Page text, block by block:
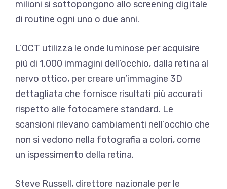
milioni si sottopongono allo screening digitale
di routine ogni uno o due anni.
L’OCT utilizza le onde luminose per acquisire
più di 1.000 immagini dell’occhio, dalla retina al
nervo ottico, per creare un’immagine 3D
dettagliata che fornisce risultati più accurati
rispetto alle fotocamere standard. Le
scansioni rilevano cambiamenti nell’occhio che
non si vedono nella fotografia a colori, come
un ispessimento della retina.
Steve Russell, direttore nazionale per le